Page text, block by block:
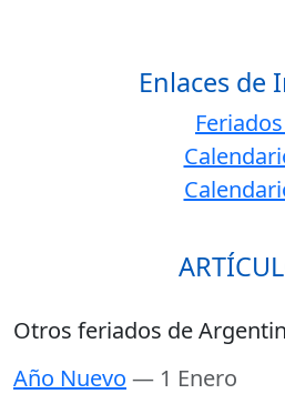
Enlaces de
Otros feriados de
Año Nuevo — 1 Enero